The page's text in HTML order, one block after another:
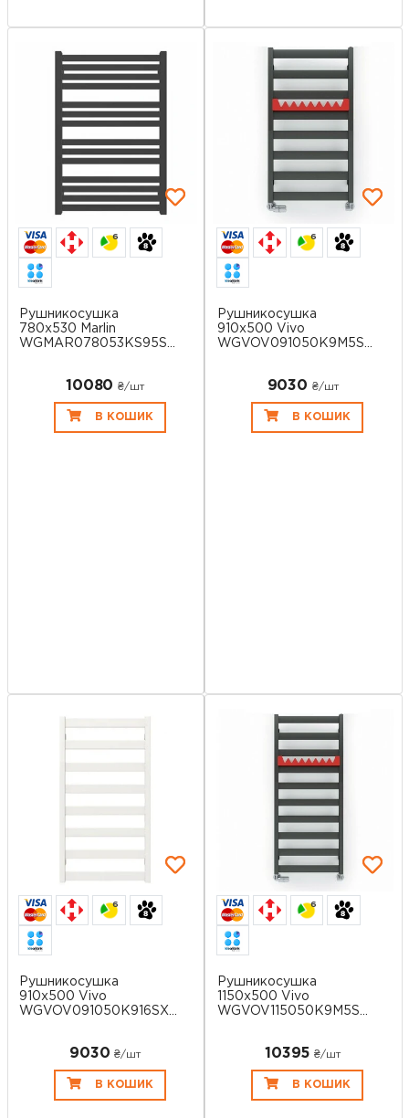
6
Рушникосушка
780х530 Marlin
WGMAR078053KS95SX
10080 ₴/шт
В КОШИК
6
Рушникосушка
910х500 Vivo
WGVOV091050K9M5SX
9030 ₴/шт
В КОШИК
6
Рушникосушка
910х500 Vivo
WGVOV091050K916SX
9030 ₴/шт
В КОШИК
6
Рушникосушка
1150х500 Vivo
WGVOV115050K9M5SX
10395 ₴/шт
В КОШИК